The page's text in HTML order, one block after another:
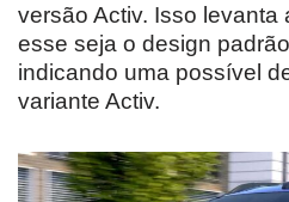
versão Activ. Isso levanta
esse seja o design
indicando uma possível
variante Activ.